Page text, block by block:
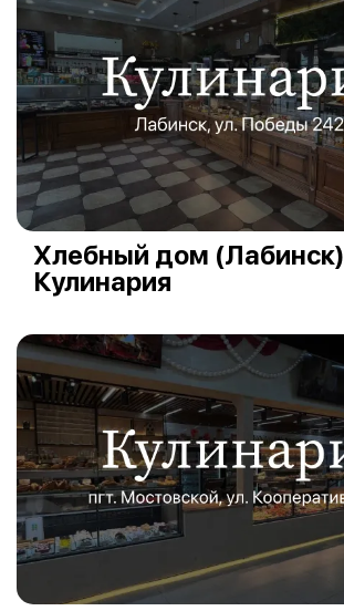
Хлебный дом (Лабинск)
Кулинария